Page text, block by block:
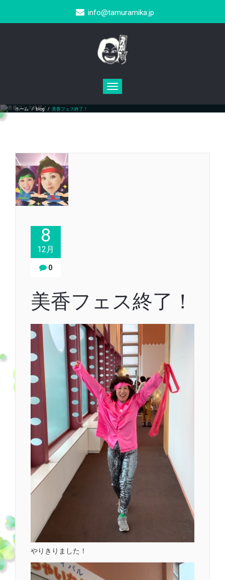
info@tamuramika.jp
Toggle
navigation
美香フェス終了！
ホーム/blog/ 美香フェス終了！
8
12月
0
美香フェス終了！
やりきりました！